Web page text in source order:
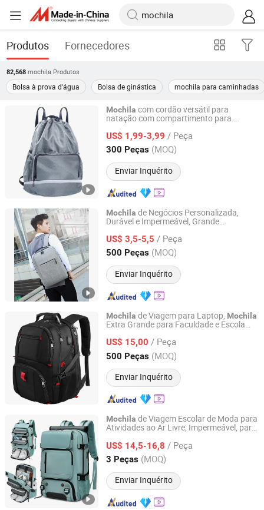
Produtos Fornecedores
82,568 mochila Produtos
Bolsa à prova d'água Bolsa de ginástica mochila para caminhadas
Mochila com cordão versátil para
natação com compartimento para
US$ 1,99-3,99 / Peça
300 Peças (MOQ)
Enviar Inquérito
Xiamen Ederbou Industry&Trade Co., Ltd.
Fujian, China Desde 2025
Mochila de Negócios Personalizada,
Durável e Impermeável, Grande
US$ 3,5-5,5 / Peça
500 Peças (MOQ)
Enviar Inquérito
Quanzhou Lingyuan Bags Co., Ltd.
Fujian, China Desde 2020
Mochila de Viagem para Laptop, Mochila
Extra Grande para Faculdade e Escola
Carregamento USB
US$ 15,00 / Peça
500 Peças (MOQ)
Enviar Inquérito
Qingdao Bailiwei Bags Co., Ltd.
Shandong, China Desde 2019
Mochila de Viagem Escolar de Moda para
Atividades ao Ar Livre, Impermeável, para
US$ 14,5-16,8 / Peça
3 Peças (MOQ)
Enviar Inquérito
Guangzhou Juli Leather Co., Ltd
Guangdong, China Desde 2025